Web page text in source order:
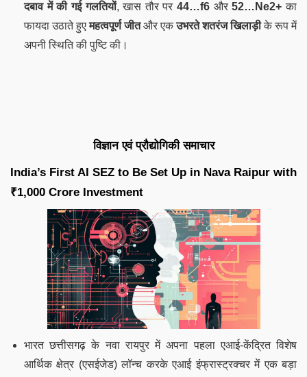
दबाव में की गई गलतियों, खास तौर पर44…f6 और52…Ne2+ का
फायदा उठाते हुएमहत्वपूर्ण जीतऔर एकउभरते शतरंज खिलाड़ीके रूप में
अपनी स्थिति की पुष्टि की।
विज्ञान एवं प्रौद्योगिकी समाचार
India’s First AI SEZ to Be Set Up in Nava Raipur with
₹1,000 Crore Investment
भारत छत्तीसगढ़ के नवा रायपुर में अपना पहला एआई-केंद्रित विशेष
आर्थिक क्षेत्र (एसईजेड) लॉन्च करके एआई इंफ्रास्ट्रक्चर में एक बड़ा